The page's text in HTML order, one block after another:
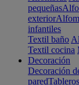
pequeñas
exterior
infantiles
Textil baño
Textil cocina
Decoración
Decoración
paredTableros